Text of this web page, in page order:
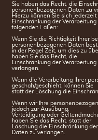
Sie haben das Recht, die
personenbezogenen Daten zu
Hierzu können Sie sich
Einschränkung der
folgenden Fällen:
Wenn Sie die Richtigkeit Ihrer
personenbezogenen Daten
in der Regel Zeit, um dies zu
haben Sie das Recht, die
Einschränkung der
verlangen.
Wenn die Verarbeitung Ihrer
geschah/geschieht, können Sie
statt der Löschung die
Wenn wir Ihre
jedoch zur Ausübung,
Verteidigung oder
haben Sie das Recht, statt der
Löschung die Einschränkung
Daten zu verlangen.